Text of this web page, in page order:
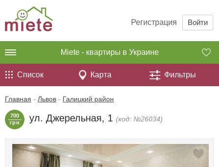
Регистрация Войти
Miete - квартиры в Украине
Список Карта Фильтры
Главная - Львов - Галицкий район
700
грн
ул. Джерельная, 1 (код: №26034)